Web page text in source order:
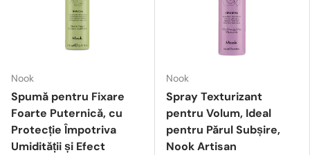
Nook
Spumă pentru Fixare
Foarte Puternică, cu
Protecție Împotriva
Umidității și Efect
Nook
Spray Texturizant
pentru Volum, Ideal
pentru Părul Subșire,
Nook Artisan